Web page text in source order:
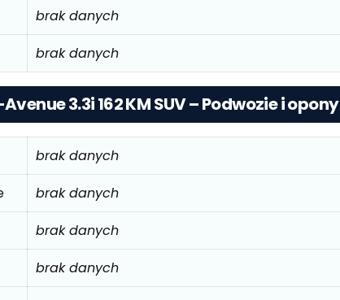
brak danych
brak danych
3.3i 162 KM SUV – Podwozie i opony
brak danych
brak danych
brak danych
brak danych